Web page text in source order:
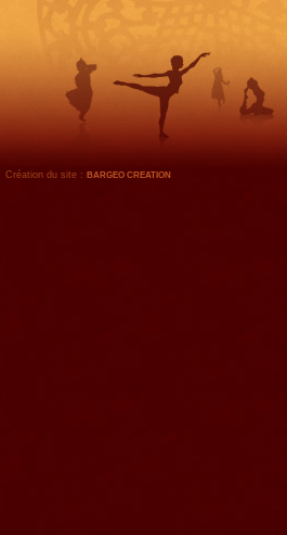
Création du site : BARGEO CREATION